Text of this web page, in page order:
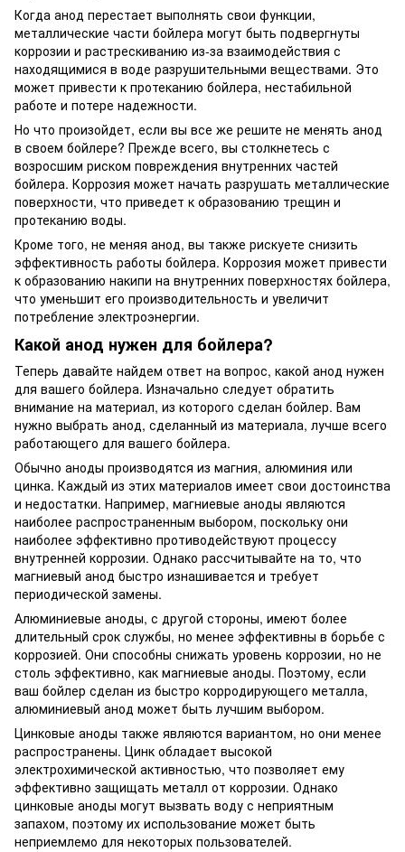
Когда анод перестает выполнять свои функции,
металлические части бойлера могут быть подвергнуты
коррозии и растрескиванию из-за взаимодействия с
находящимися в воде разрушительными веществами. Это
может привести к протеканию бойлера, нестабильной
работе и потере надежности.
Но что произойдет, если вы все же решите не менять анод
в своем бойлере? Прежде всего, вы столкнетесь с
возросшим риском повреждения внутренних частей
бойлера. Коррозия может начать разрушать металлические
поверхности, что приведет к образованию трещин и
протеканию воды.
Кроме того, не меняя анод, вы также рискуете снизить
эффективность работы бойлера. Коррозия может привести
к образованию накипи на внутренних поверхностях бойлера,
что уменьшит его производительность и увеличит
потребление электроэнергии.
Какой анод нужен для бойлера?
Теперь давайте найдем ответ на вопрос, какой анод нужен
для вашего бойлера. Изначально следует обратить
внимание на материал, из которого сделан бойлер. Вам
нужно выбрать анод, сделанный из материала, лучше всего
работающего для вашего бойлера.
Обычно аноды производятся из магния, алюминия или
цинка. Каждый из этих материалов имеет свои достоинства
и недостатки. Например, магниевые аноды являются
наиболее распространенным выбором, поскольку они
наиболее эффективно противодействуют процессу
внутренней коррозии. Однако рассчитывайте на то, что
магниевый анод быстро изнашивается и требует
периодической замены.
Алюминиевые аноды, с другой стороны, имеют более
длительный срок службы, но менее эффективны в борьбе с
коррозией. Они способны снижать уровень коррозии, но не
столь эффективно, как магниевые аноды. Поэтому, если
ваш бойлер сделан из быстро корродирующего металла,
алюминиевый анод может быть лучшим выбором.
Цинковые аноды также являются вариантом, но они менее
распространены. Цинк обладает высокой
электрохимической активностью, что позволяет ему
эффективно защищать металл от коррозии. Однако
цинковые аноды могут вызвать воду с неприятным
запахом, поэтому их использование может быть
неприемлемо для некоторых пользователей.